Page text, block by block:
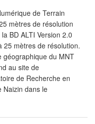
de Terrain
mètres de résolution
BD ALTI Version 2.0
25 mètres de résolution.
géographique du MNT
au site de
de Recherche en
Naizin dans le